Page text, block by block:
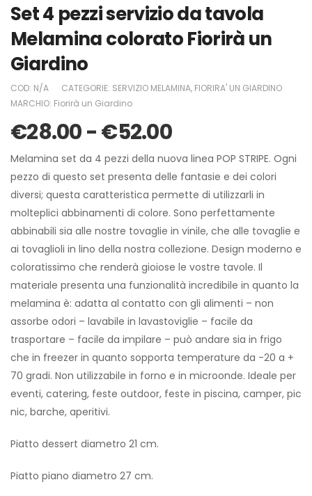
Set 4 pezzi servizio da tavola
Melamina colorato Fiorirà un
Giardino
COD: N/A CATEGORIE: SERVIZIO MELAMINA, FIORIRA' UN GIARDINO
MARCHIO: Fiorirà un Giardino
€28.00-€52.00
Melamina set da 4 pezzi della nuova linea POP STRIPE. Ogni
pezzo di questo set presenta delle fantasie e dei colori
diversi; questa caratteristica permette di utilizzarli in
molteplici abbinamenti di colore. Sono perfettamente
abbinabili sia alle nostre tovaglie in vinile, che alle tovaglie e
ai tovaglioli in lino della nostra collezione. Design moderno e
coloratissimo che renderà gioiose le vostre tavole. Il
materiale presenta una funzionalità incredibile in quanto la
melamina è: adatta al contatto con gli alimenti – non
assorbe odori – lavabile in lavastoviglie – facile da
trasportare – facile da impilare – può andare sia in frigo
che in freezer in quanto sopporta temperature da -20 a +
70 gradi. Non utilizzabile in forno e in microonde. Ideale per
eventi, catering, feste outdoor, feste in piscina, camper, pic
nic, barche, aperitivi.
Piatto dessert diametro 21 cm.
Piatto piano diametro 27 cm.